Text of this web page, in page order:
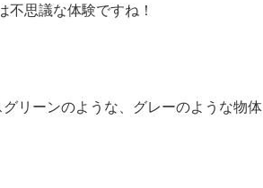
不思議な体験ですね！
リーンのような、グレーのような物体